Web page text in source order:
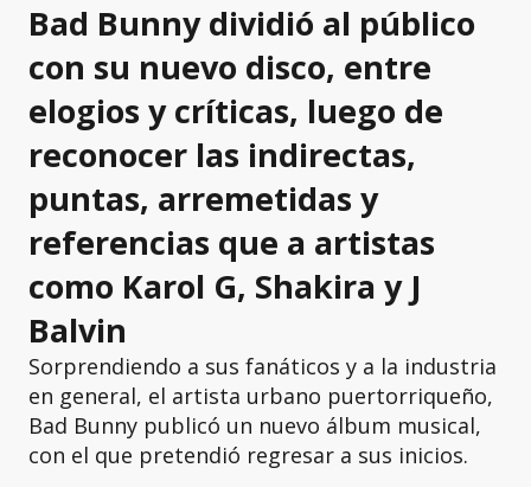
Bad Bunny dividió al público
con su nuevo disco, entre
elogios y críticas, luego de
reconocer las indirectas,
puntas, arremetidas y
referencias que a artistas
como Karol G, Shakira y J
Balvin
Sorprendiendo a sus fanáticos y a la industria
en general, el artista urbano puertorriqueño,
Bad Bunny publicó un nuevo álbum musical,
con el que pretendió regresar a sus inicios.